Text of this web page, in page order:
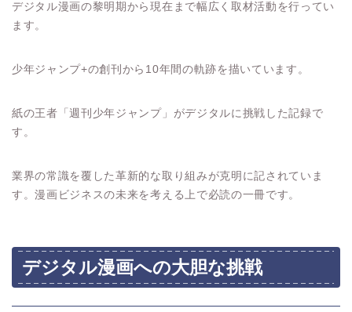
デジタル漫画の黎明期から現在まで幅広く取材活動を行ってい
ます。
少年ジャンプ+の創刊から10年間の軌跡を描いています。
紙の王者「週刊少年ジャンプ」がデジタルに挑戦した記録で
す。
業界の常識を覆した革新的な取り組みが克明に記されていま
す。漫画ビジネスの未来を考える上で必読の一冊です。
デジタル漫画への大胆な挑戦